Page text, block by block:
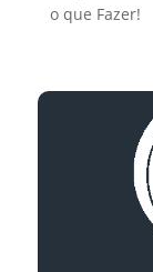
o que Fazer!